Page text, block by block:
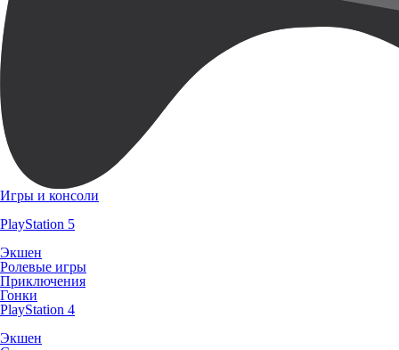
Игры и консоли
PlayStation 5
Экшен
Ролевые игры
Приключения
Гонки
PlayStation 4
Экшен